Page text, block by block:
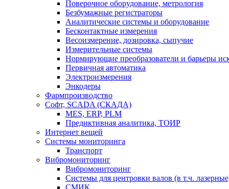
Поверочное оборудование, метрология
Безбумажные регистраторы
Аналитические системы и оборудование
Бесконтактные измерения
Весоизмерение, дозировка, сыпучие
Измерительные системы
Нормирующие преобразователи и барьеры
Первичная автоматика
Электроизмерения
Энкодеры
Фармпроизводство
Софт, SCADA (СКАДА)
MES, ERP, PLM
Предиктивная аналитика, ТОИР
Интернет вещей
Системы мониторинга
Транспорт
Вибромониторинг
Вибромониторинг
Системы для центровки валов (в т.ч.